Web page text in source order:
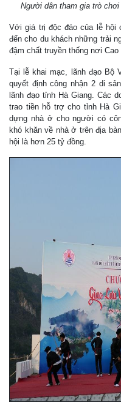
Người dân tham gia trò
Với giá trị độc đáo của lễ hội
đến cho du khách những trải
đậm chất truyền thống nơi Cao
Tại lễ khai mạc, lãnh đạo Bộ
quyết định công nhận 2 di
lãnh đạo tỉnh Hà Giang. Các
trao tiền hỗ trợ cho tỉnh Hà
dựng nhà ở cho người có
khó khăn về nhà ở trên địa
hội là hơn 25 tỷ đồng.